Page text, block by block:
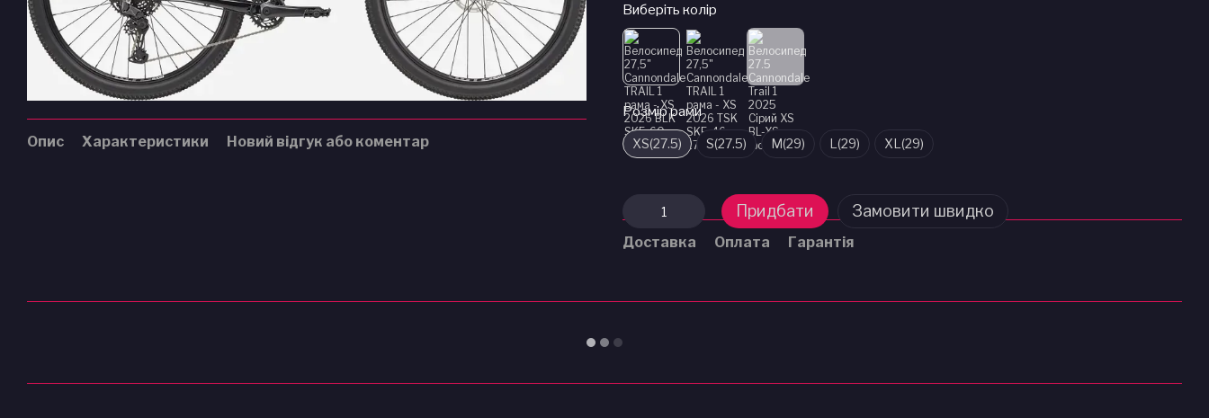
Опис Характеристики Новий відгук або коментар
Виберіть колір
Розмір рами
XS(27.5) S(27.5) M(29) L(29) XL(29)
Придбати Замовити швидко
Доставка Оплата Гарантія